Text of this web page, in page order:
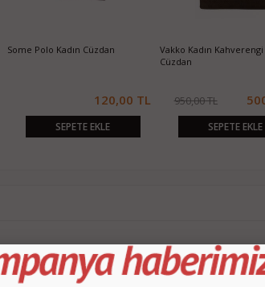
Some Polo Kadın Cüzdan
120,00 TL
SEPETE EKLE
Vakko Kadın Kahverengi
Cüzdan
950,00 TL
SEPETE EKLE